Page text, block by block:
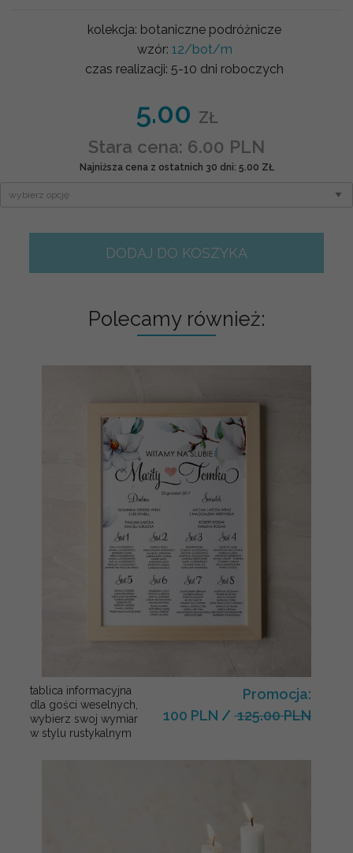
kolekcja: botaniczne podróżnicze
wzór: 12/bot/m
czas realizacji: 5-10 dni roboczych
5.00 ZŁ
Stara cena: 6.00 PLN
Najniższa cena z ostatnich 30 dni: 5.00 ZŁ
DODAJ DO KOSZYKA
Polecamy również:
tablica informacyjna
dla gości weselnych,
wybierz swoj wymiar
w stylu rustykalnym
Promocja:
100 PLN / 125.00 PLN